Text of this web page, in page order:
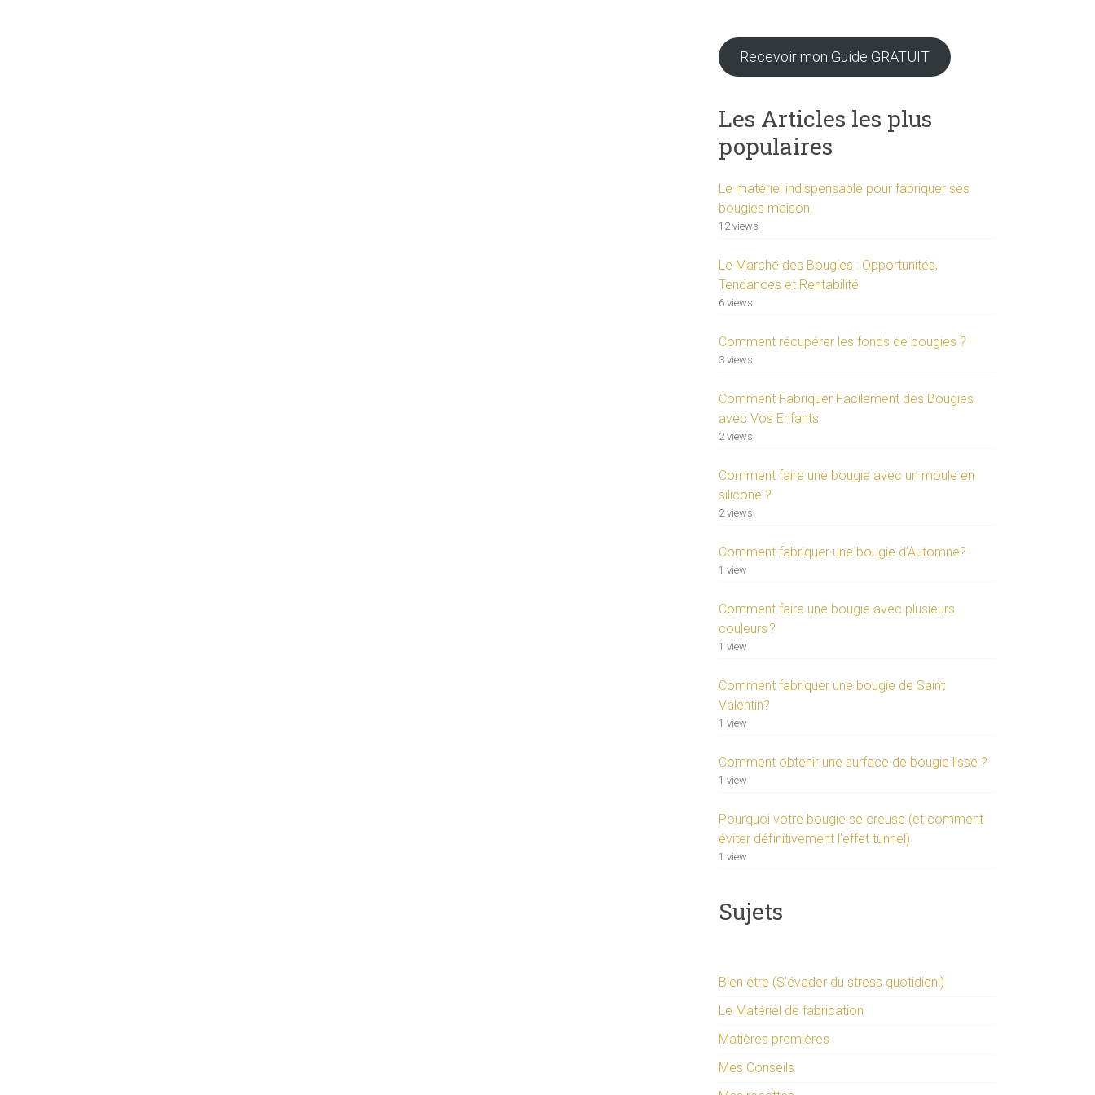
Recevoir mon Guide GRATUIT
Les Articles les plus
populaires
Le matériel indispensable pour fabriquer ses
bougies maison.
12 views
Le Marché des Bougies : Opportunités,
Tendances et Rentabilité
6 views
Comment récupérer les fonds de bougies ?
3 views
Comment Fabriquer Facilement des Bougies
avec Vos Enfants
2 views
Comment faire une bougie avec un moule en
silicone ?
2 views
Comment fabriquer une bougie d’Automne?
1 view
Comment faire une bougie avec plusieurs
couleurs ?
1 view
Comment fabriquer une bougie de Saint
Valentin?
1 view
Comment obtenir une surface de bougie lisse ?
1 view
Pourquoi votre bougie se creuse (et comment
éviter définitivement l’effet tunnel)
1 view
Sujets
Bien être (S'évader du stress quotidien!)
Le Matériel de fabrication
Matières premières
Mes Conseils